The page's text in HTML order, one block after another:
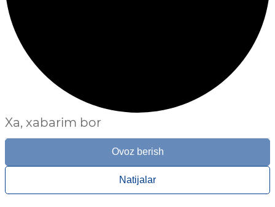
Xa, xabarim bor
Ovoz berish
Natijalar